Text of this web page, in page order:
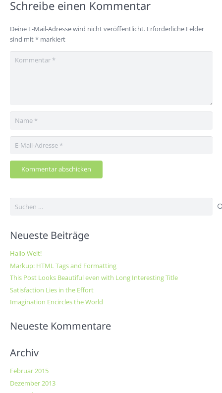
Schreibe einen Kommentar
Deine E-Mail-Adresse wird nicht veröffentlicht. Erforderliche Felder
sind mit*markiert
Kommentar abschicken
Suchen
Neueste Beiträge
Hallo Welt!
Markup: HTML Tags and Formatting
This Post Looks Beautiful even with Long Interesting Title
Satisfaction Lies in the Effort
Imagination Encircles the World
Neueste Kommentare
Archiv
Februar 2015
Dezember 2013